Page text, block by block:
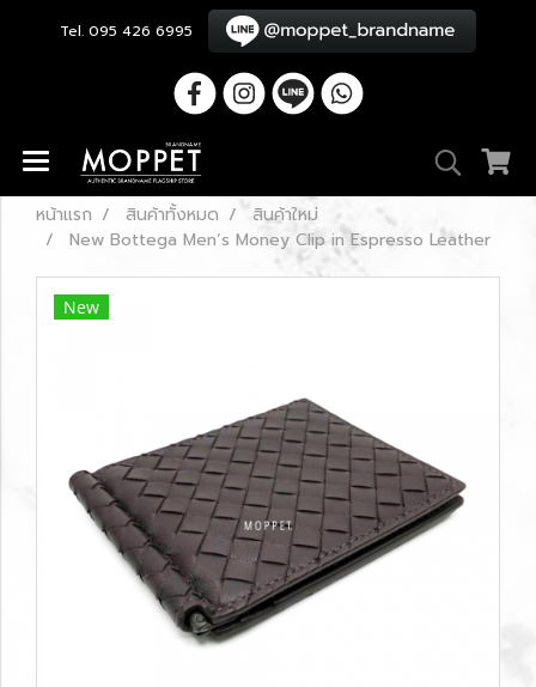
Tel. 095 426 6995
หน้าแรก สินค้าทั้งหมด
สินค้าใหม่
New Bottega Men’s Money Clip in Espresso Leather
New